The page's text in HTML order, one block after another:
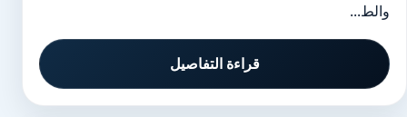
والط...
قراءة التفاصيل